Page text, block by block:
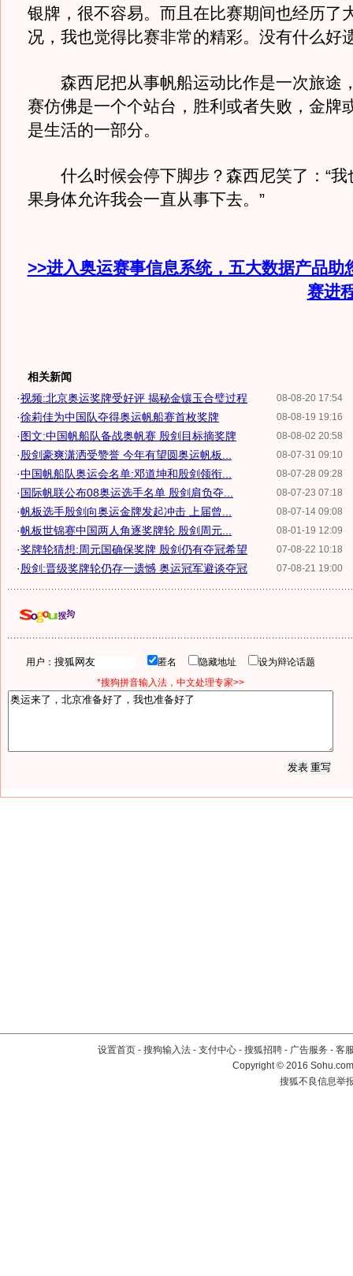
银牌，很不容易。而且在比赛期间也经历了
况，我也觉得比赛非常的精彩。没有什么好
森西尼把从事帆船运动比作是一次旅途
赛仿佛是一个个站台，胜利或者失败，金牌
是生活的一部分。
什么时候会停下脚步？森西尼笑了：“我
果身体允许我会一直从事下去。”
>>进入奥运赛事信息系统，五大数据产品助
赛进
相关新闻
08-08-20 17:54
·视频:北京奥运奖牌受好评 揭秘金镶玉合璧过程
08-08-19 19:16
·徐莉佳为中国队夺得奥运帆船赛首枚奖牌
08-08-02 20:58
·图文:中国帆船队备战奥帆赛 殷剑目标摘奖牌
08-07-31 09:10
·殷剑豪爽潇洒受赞誉 今年有望圆奥运帆板...
08-07-28 09:28
·中国帆船队奥运会名单:邓道坤和殷剑领衔...
08-07-23 07:18
·国际帆联公布08奥运选手名单 殷剑肩负夺...
08-07-14 09:08
·帆板选手殷剑向奥运金牌发起冲击 上届曾...
08-01-19 12:09
·帆板世锦赛中国两人角逐奖牌轮 殷剑周元...
07-08-22 10:18
·奖牌轮猜想:周元国确保奖牌 殷剑仍有夺冠希望
07-08-21 19:00
·殷剑:晋级奖牌轮仍存一遗憾 奥运冠军避谈夺冠
用户： 匿名 隐藏地址
设为辩论话题
*搜狗拼音输入法，中文处理专家>>
设置首页 - 搜狗输入法 - 支付中心 - 搜狐招聘 - 广告服务 - 客
Copyright©2016
搜狐不良信息举